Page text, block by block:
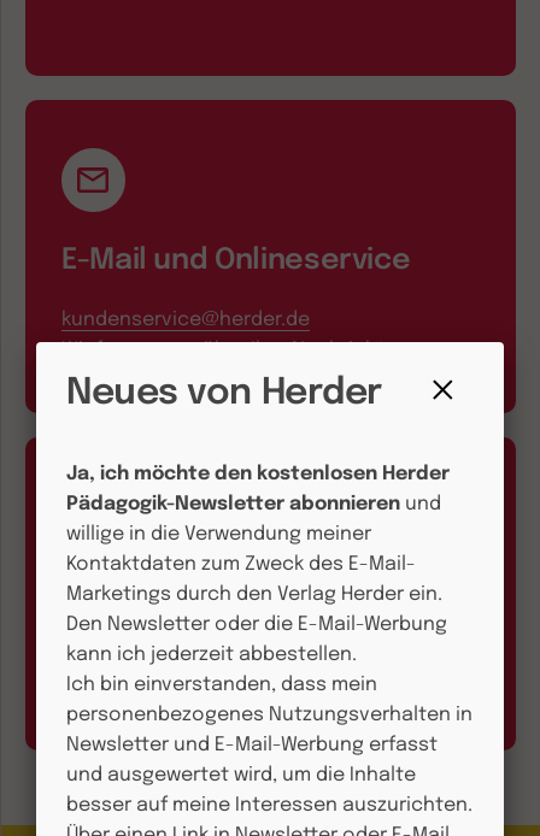
E-Mail und Onlineservice
kundenservice@herder.de
Aboservice
Abo online kündigen
Hier geht’s zum Formular
schließen
Neues von Herder
Ja, ich möchte den kostenlosen Herder
Pädagogik-Newsletter abonnieren und
willige in die Verwendung meiner
Kontaktdaten zum Zweck des E-Mail-
Marketings durch den Verlag Herder ein.
Den Newsletter oder die E-Mail-Werbung
kann ich jederzeit abbestellen.
Ich bin einverstanden, dass mein
personenbezogenes Nutzungsverhalten in
Newsletter und E-Mail-Werbung erfasst
und ausgewertet wird, um die Inhalte
besser auf meine Interessen auszurichten.